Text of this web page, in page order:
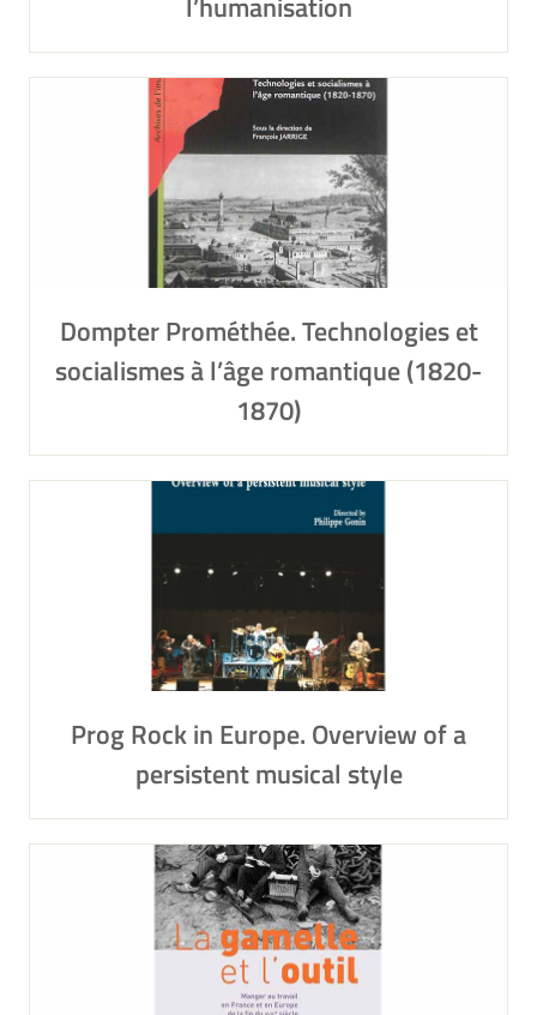
Dompter Prométhée. Technologies et
socialismes à l’âge romantique (1820-
1870)
Prog Rock in Europe. Overview of a
persistent musical style